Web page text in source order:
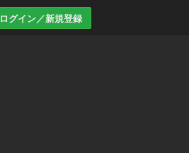
ログイン／新規登録